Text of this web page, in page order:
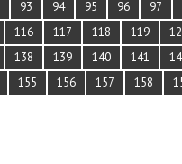
93 94 95 96 97
116 117 118 119
138 139 140 141
155 156 157 158